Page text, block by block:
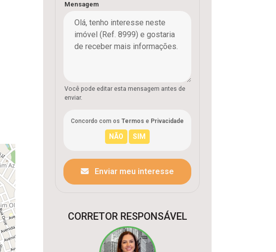
Mensagem
Você pode editar esta mensagem antes de
enviar.
Concordo com os Termos e Privacidade
Enviar meu interesse
CORRETOR RESPONSÁVEL